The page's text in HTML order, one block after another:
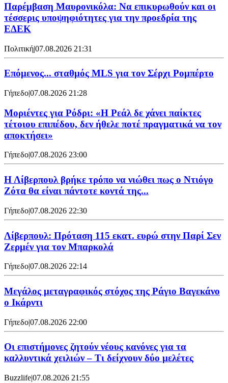
Παρέμβαση Μαυρονικόλα: Να επικυρωθούν και οι
τέσσερις υποψηφιότητες για την προεδρία της
ΕΔΕΚ
Πολιτική|07.08.2026 21:31
Επόμενος... σταθμός MLS για τον Σέρχι Ρομπέρτο
Γήπεδο|07.08.2026 21:28
Μοριέντες για Ρόδρι: «Η Ρεάλ δε χάνει παίκτες
τέτοιου επιπέδου, δεν ήθελε ποτέ πραγματικά να τον
αποκτήσει»
Γήπεδο|07.08.2026 23:00
Η Λίβερπουλ βρήκε τρόπο να νιώθει πως ο Ντιόγο
Ζότα θα είναι πάντοτε κοντά της...
Γήπεδο|07.08.2026 22:30
Λίβερπουλ: Πρόταση 115 εκατ. ευρώ στην Παρί Σεν
Ζερμέν για τον Μπαρκολά
Γήπεδο|07.08.2026 22:14
Μεγάλος μεταγραφικός στόχος της Ράγιο Βαγεκάνο
ο Ικάρντι
Γήπεδο|07.08.2026 22:00
Οι επιστήμονες ζητούν νέους κανόνες για τα
καλλυντικά χειλιών – Τι δείχνουν δύο μελέτες
Buzzlife|07.08.2026 21:55